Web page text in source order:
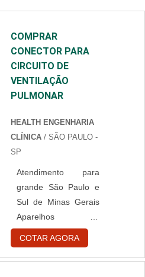
COMPRAR
CONECTOR PARA
CIRCUITO DE
VENTILAÇÃO
PULMONAR
HEALTH ENGENHARIA
CLÍNICA / SÃO PAULO -
SP
Atendimento para
grande São Paulo e
Sul de Minas Gerais
Aparelhos de
ventilação pulmonar
são utilizados com a
finalidade de oferecer
COTAR AGORA